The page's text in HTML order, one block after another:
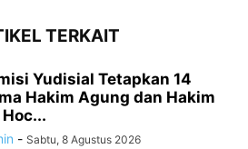
TERKAIT
Yudisial Tetapkan 14
Hakim Agung dan Hakim
- Sabtu, 8 Agustus 2026